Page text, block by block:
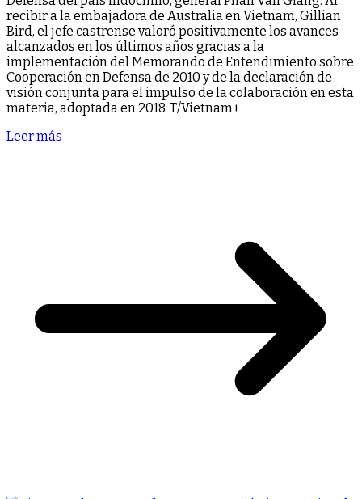
recibir a la embajadora de Australia en Vietnam, Gillian
Bird, el jefe castrense valoró positivamente los avances
alcanzados en los últimos años gracias a la
implementación del Memorando de Entendimiento sobre
Cooperación en Defensa de 2010 y de la declaración de
visión conjunta para el impulso de la colaboración en esta
materia, adoptada en 2018. T/Vietnam+
Leer más